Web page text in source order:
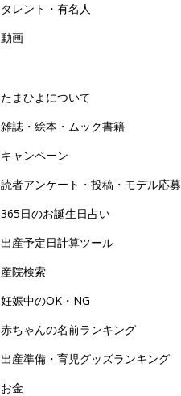
タレント・有名人
動画
たまひよについて
雑誌・絵本・ムック書籍
キャンペーン
読者アンケート・投稿・モデル応募
365日のお誕生日占い
出産予定日計算ツール
産院検索
妊娠中のOK・NG
赤ちゃんの名前ランキング
出産準備・育児グッズランキング
お金